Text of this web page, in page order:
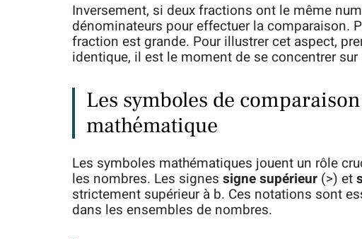
Inversement, si deux fractions ont le même
dénominateurs pour effectuer la comparaison.
fraction est grande. Pour illustrer cet aspect,
identique, il est le moment de se concentrer
Les symboles de
mathématique
Les symboles mathématiques jouent un rôle
les nombres. Les signes signe supérieur (>) et
strictement supérieur à b. Ces notations sont
dans les ensembles de nombres.